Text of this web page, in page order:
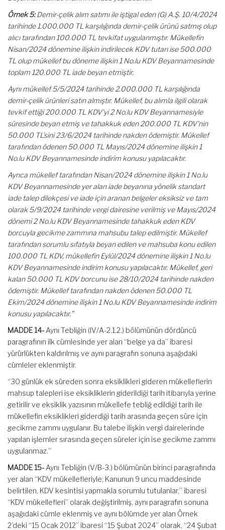
Örnek 5:Demir-çelik alım satımı ile iştigal eden (G) A.Ş. 10/4/2024
tarihinde 1.000.000 TL karşılığında demir-çelik ürünü satmış olup
alıcı tarafından 100.000 TL tevkifat uygulanmıştır. Mükellefin
Nisan/2024 dönemine ilişkin indirilecek KDV tutarı ise 500.000
TL olup mükellef bu döneme ilişkin 1 No.lu KDV Beyannamesinde
toplam 120.000 TL iade beyan etmiştir.
Aynı mükellef 5/5/2024 tarihinde 2.000.000 TL karşılığında
demir-çelik ürünleri satın almıştır. Mükellef, bu alımla ilgili olarak
tevkif ettiği 200.000 TL KDV’yi 2 No.lu KDV Beyannamesiyle
süresinde beyan etmiş ve tahakkuk eden 200.000 TL KDV’nin
50.000 TL’sini 23/6/2024 tarihinde nakden ödemiştir. Mükellef
tarafından ödenen 50.000 TL Mayıs/2024 dönemine ilişkin 1
No.lu KDV Beyannamesinde indirim konusu yapılacaktır.
Ayrıca mükellef tarafından Nisan/2024 dönemine ilişkin 1 No.lu
KDV Beyannamesinde yer alan iade beyanına yönelik standart
iade talep dilekçesi ve iade için aranan belgeler eksiksiz ve tam
olarak 5/9/2024 tarihinde vergi dairesine verilmiş ve Mayıs/2024
dönemi 2 No.lu KDV Beyannamesinde tahakkuk eden KDV
borcuyla gecikme zammına mahsubu talep edilmiştir. Mükellef
tarafından sorumlu sıfatıyla beyan edilen ve mahsuba konu edilen
100.000 TL KDV, mükellefin Eylül/2024 dönemine ilişkin 1 No.lu
KDV Beyannamesinde indirim konusu yapılacaktır. Mükellef, geri
kalan 50.000 TL KDV borcunu ise 28/10/2024 tarihinde nakden
ödemiştir. Mükellef tarafından nakden ödenen 50.000 TL
Ekim/2024 dönemine ilişkin 1 No.lu KDV Beyannamesinde indirim
konusu yapılacaktır.”
MADDE 14- Aynı Tebliğin (IV/A-2.1.2.) bölümünün dördüncü
paragrafının ilk cümlesinde yer alan “belge ya da” ibaresi
yürürlükten kaldırılmış ve aynı paragrafın sonuna aşağıdaki
cümleler eklenmiştir.
“30 günlük ek süreden sonra eksiklikleri gideren mükelleflerin
mahsup talepleri ise eksikliklerin giderildiği tarih itibarıyla yerine
getirilir ve eksiklik yazısının mükellefe tebliğ edildiği tarih ile
mükellefin eksiklikleri giderdiği tarih arasında geçen süre için
gecikme zammı uygulanır. Bu talebe ilişkin vergi dairelerinde
yapılan işlemler sırasında geçen süreler için ise gecikme zammı
uygulanmaz.”
MADDE 15- Aynı Tebliğin (V/B-3.) bölümünün birinci paragrafında
yer alan “KDV mükellefleriyle; Kanunun 9 uncu maddesinde
belirtilen, KDV kesintisi yapmakla sorumlu tutulanlar,” ibaresi
“KDV mükellefleri” olarak değiştirilmiş, aynı paragrafın sonuna
aşağıdaki cümle eklenmiş ve aynı bölümde yer alan Örnek
2’deki “15 Ocak 2012” ibaresi “15 Şubat 2024” olarak, “24 Şubat